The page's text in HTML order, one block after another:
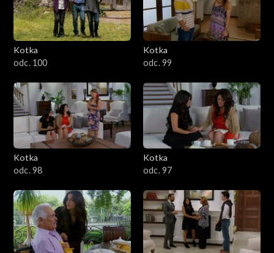
Kotka
odc. 100
Kotka
odc. 99
Kotka
odc. 98
Kotka
odc. 97